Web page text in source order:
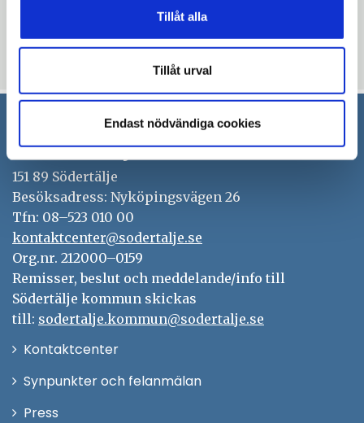
Tillåt alla
Tillåt urval
Endast nödvändiga cookies
Blev du hjälpt av informationen på den här sidan?
thumb_up Ja thumb_down Nej
Södertälje kommun
151 89 Södertälje
Besöksadress: Nyköpingsvägen 26
Tfn: 08–523 010 00
kontaktcenter@sodertalje.se
Org.nr. 212000–0159
Remisser, beslut och meddelande/info till
Södertälje kommun skickas
till: sodertalje.kommun@sodertalje.se
KontaktcenterÖppna
Synpunkter och felanmälan
Press